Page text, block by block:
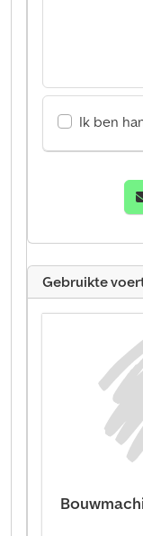
Ik ben
Gebruikte